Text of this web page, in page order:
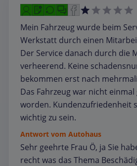
Mein Fahrzeug wurde beim
Werkstatt durch einen
Der Service danach durch die
verheerend. Keine
bekommen erst nach
Das Fahrzeug war nicht
worden. Kundenzufriedenheit
wichtig zu sein.
Antwort vom Autohaus
Sehr geehrte Frau Ö, ja Sie
recht was das Thema